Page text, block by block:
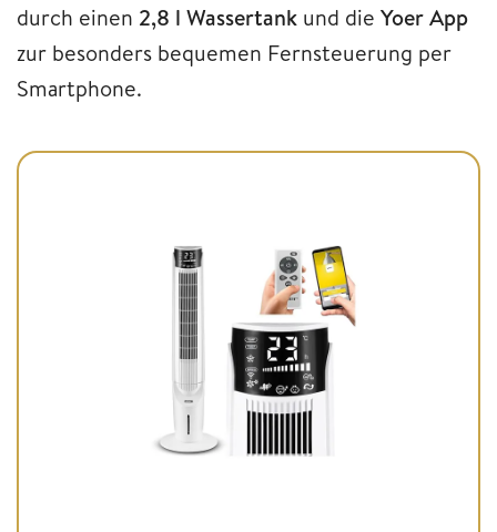
durch einen 2,8 l Wassertank und die Yoer App
zur besonders bequemen Fernsteuerung per
Smartphone.